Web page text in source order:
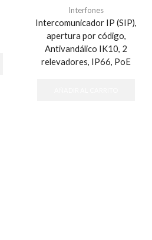
Interfones
Intercomunicador IP (SIP),
apertura por código,
Antivandálico IK10, 2
relevadores, IP66, PoE